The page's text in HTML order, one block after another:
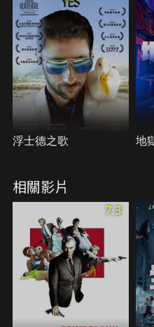
浮士德之歌 地
相關影片
7.3